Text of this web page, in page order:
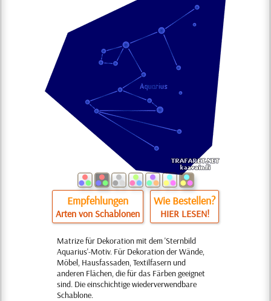
Empfehlungen
Arten von Schablonen
Wie Bestellen?
HIER LESEN!
Matrize für Dekoration mit dem 'Sternbild
Aquarius'-Motiv. Für Dekoration der Wände,
Möbel, Hausfassaden, Textilfasern und
anderen Flächen, die für das Färben geeignet
sind. Die einschichtige wiederverwendbare
Schablone.